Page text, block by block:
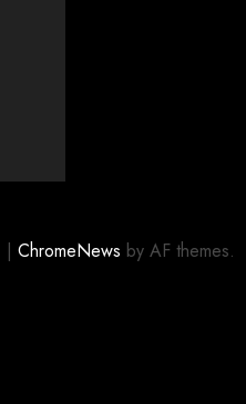
| ChromeNews by AF themes.